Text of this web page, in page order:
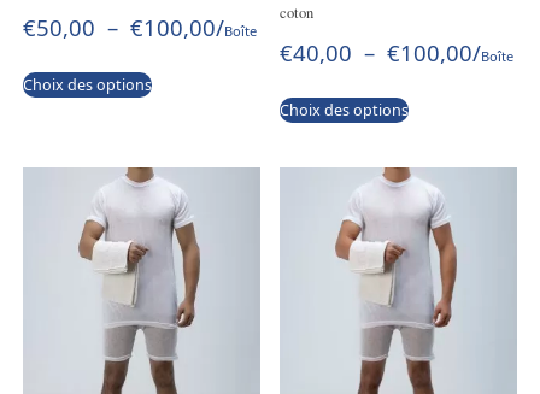
€50,00 – €100,00/Boîte
Choix des options
coton
€40,00 – €100,00/Boîte
Choix des options